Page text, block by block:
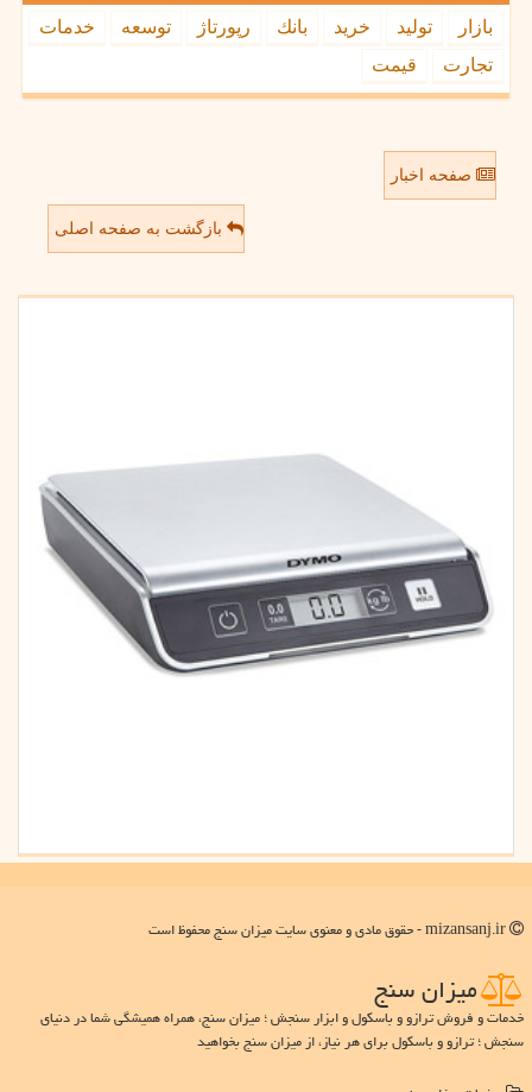
بازار تولید خرید بانك رپورتاژ توسعه
خدمات
تجارت
قیمت
صفحه اخبار
بازگشت به صفحه اصلی
میزان سنج
خدمات و فروش ترازو و باسکول و ابزار سنجش ؛ میزان سنج، همراه همیشگی شما در دنیای
سنجش ؛ ترازو و باسکول برای هر نیاز، از میزان سنج بخواهید